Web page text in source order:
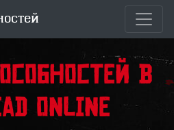
в
Online